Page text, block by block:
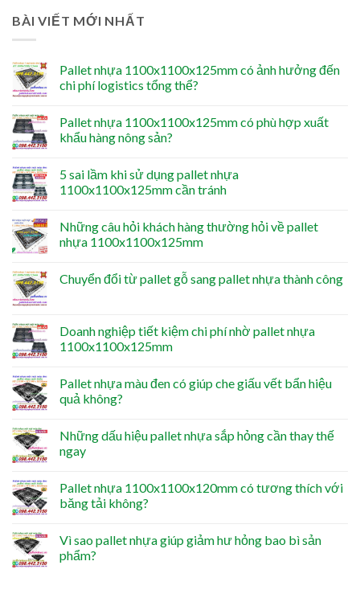
BÀI VIẾT MỚI NHẤT
Pallet nhựa 1100x1100x125mm có ảnh hưởng đến
chi phí logistics tổng thể?
Pallet nhựa 1100x1100x125mm có phù hợp xuất
khẩu hàng nông sản?
5 sai lầm khi sử dụng pallet nhựa
1100x1100x125mm cần tránh
Những câu hỏi khách hàng thường hỏi về pallet
nhựa 1100x1100x125mm
Chuyển đổi từ pallet gỗ sang pallet nhựa thành công
Doanh nghiệp tiết kiệm chi phí nhờ pallet nhựa
1100x1100x125mm
Pallet nhựa màu đen có giúp che giấu vết bẩn hiệu
quả không?
Những dấu hiệu pallet nhựa sắp hỏng cần thay thế
ngay
Pallet nhựa 1100x1100x120mm có tương thích với
băng tải không?
Vì sao pallet nhựa giúp giảm hư hỏng bao bì sản
phẩm?